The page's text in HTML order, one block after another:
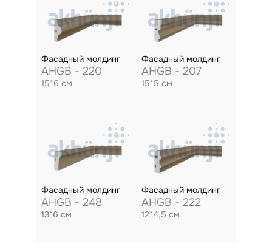
Фасадный молдинг
AHGB - 220
15*6 см
Фасадный молдинг
AHGB - 207
15*5 см
Фасадный молдинг
AHGB - 248
13*6 см
Фасадный молдинг
AHGB - 222
12*4,5 см